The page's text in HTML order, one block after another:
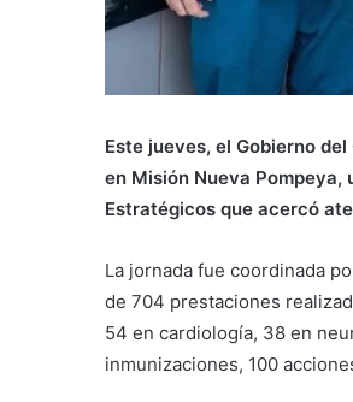
Este jueves, el Gobierno
en Misión Nueva
Estratégicos que acercó
La jornada fue coordinada
de 704 prestaciones
54 en cardiología, 38 en
inmunizaciones, 100